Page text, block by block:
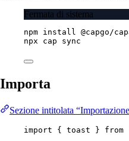
Fermata di sistema
npm install @capgo/
npx
cap sync
Importa
Sezione intitolata
import { toast } from